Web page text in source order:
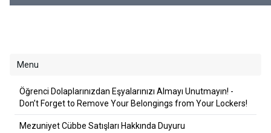
Menu
Öğrenci Dolaplarınızdan Eşyalarınızı Almayı Unutmayın! -
Don’t Forget to Remove Your Belongings from Your Lockers!
Mezuniyet Cübbe Satışları Hakkında Duyuru